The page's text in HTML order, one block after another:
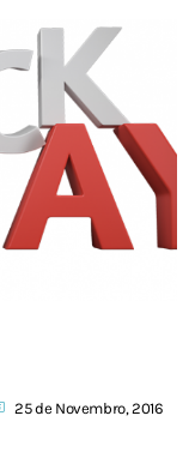
25 de Novembro, 2016